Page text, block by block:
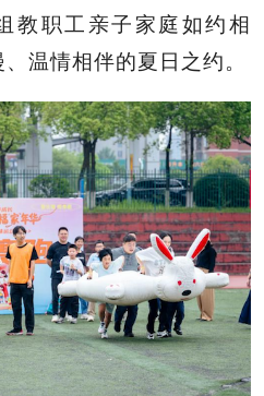
教职工亲子家庭如约相
温情相伴的夏日之约。